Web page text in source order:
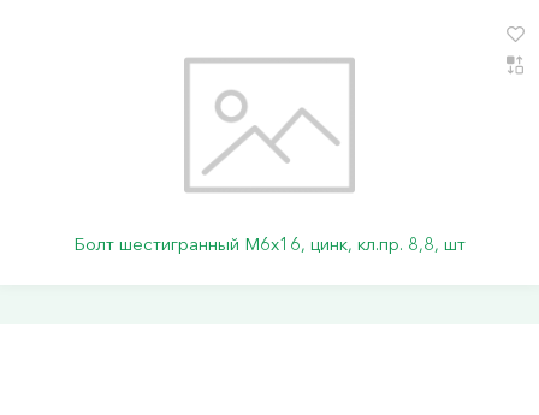
Болт шестигранный М6х16, цинк, кл.пр. 8,8, шт